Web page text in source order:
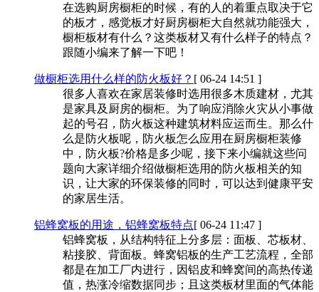
在选购厨房橱柜的时候，有的人的着重点取决于它
的板才，感觉板才好厨房橱柜大自然就功能强大，
橱柜板材有什么？这类板材又有什么样子的特点？
跟随小编来了解一下吧！
做橱柜选用什么样的防火板好？ [ 06-24 14:51 ]
很多人喜欢在家居装修时选用很多木质建材，尤其
是家具及厨房的橱柜。为了响应消除火灾从小事做
起的号召，防火板这种建筑材料应运而生。那么什
么是防火板呢，防火板怎么应用在厨房橱柜装修
中，防火板?价格是多少呢，接下来小编就这些问
题向大家详细介绍做橱柜选用的防火板相关的知
识，让大家的环保装修的同时，可以达到健康平安
的家居生活。
铝蜂窝板的用途，铝蜂窝板特点[ 06-24 11:47 ]
铝蜂窝板，从结构特征上分多层：面板、芯板材、
粘接胶、背面板。蜂窝铝板的生产工艺流程，全部
都是在加工厂内进行，因铝皮和蜂窝间的高热传递
值，热涨冷缩数据同步；且这类板材里面的气体能